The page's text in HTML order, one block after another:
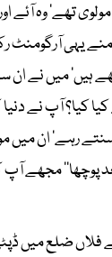
تھے‘ وہ آئے
یہی آرگومنٹ
ہیں‘ میں نے ان
آپ نے دنیا کو
رہے‘ ان
پوچھا’’ مجھے آپ
ضلع میں